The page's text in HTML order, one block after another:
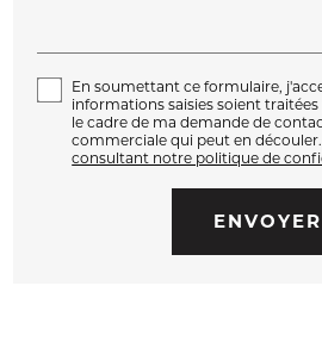
En soumettant ce formulaire,
informations saisies soient
le cadre de ma demande de
commerciale qui peut en découler.
consultant notre politique de